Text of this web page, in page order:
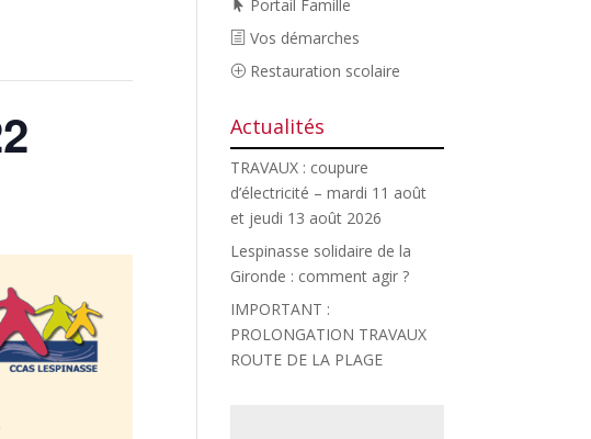
Portail Famille
Vos démarches
Restauration scolaire
Actualités
TRAVAUX : coupure
d’électricité – mardi 11 août
et jeudi 13 août 2026
Lespinasse solidaire de la
Gironde : comment agir ?
IMPORTANT :
PROLONGATION TRAVAUX
ROUTE DE LA PLAGE